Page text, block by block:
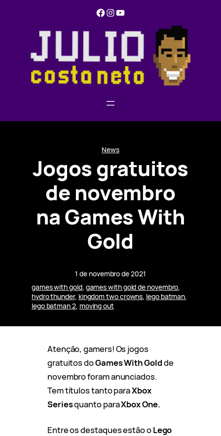
Facebook Instagram YouTube
News
Jogos gratuitos
de novembro
na Games With
Gold
1 de novembro de 2021
games with gold, games with gold de novembro
hydro thunder, kingdom two crowns, lego batman
lego batman 2, moving out
Atenção, gamers! Os jogos
gratuitos doGames With Goldde
novembro foram anunciados.
Tem títulos tanto paraXbox
Seriesquanto paraXbox One.
Entre os destaques estão oLego